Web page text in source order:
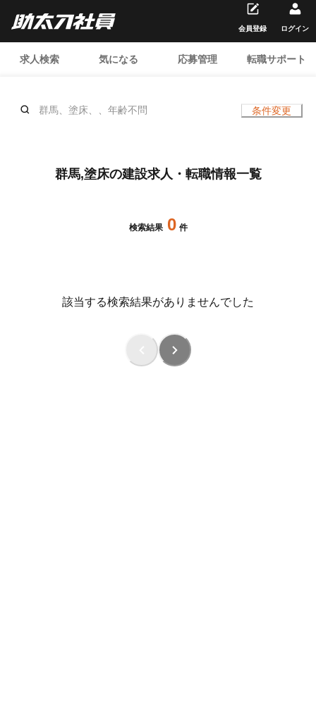
求人検索 気になる 応募管理 転職サポート
会員登録 ログイン
群馬、塗床、、年齢不問 条件変更
群馬,塗床の建設求人・転職情報一覧
検索結果 0 件
該当する検索結果がありませんでした